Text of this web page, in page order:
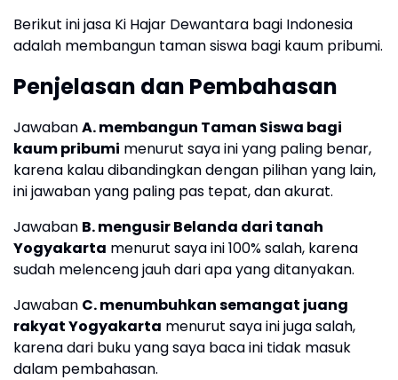
Berikut ini jasa Ki Hajar Dewantara bagi Indonesia
adalah membangun taman siswa bagi kaum pribumi.
Penjelasan dan Pembahasan
JawabanA. membangun Taman Siswa bagi
kaum pribumi menurut saya ini yang paling benar,
karena kalau dibandingkan dengan pilihan yang lain,
ini jawaban yang paling pas tepat, dan akurat.
Jawaban B. mengusir Belanda dari tanah
Yogyakarta menurut saya ini 100% salah, karena
sudah melenceng jauh dari apa yang ditanyakan.
Jawaban C. menumbuhkan semangat juang
rakyat Yogyakarta menurut saya ini juga salah,
karena dari buku yang saya baca ini tidak masuk
dalam pembahasan.